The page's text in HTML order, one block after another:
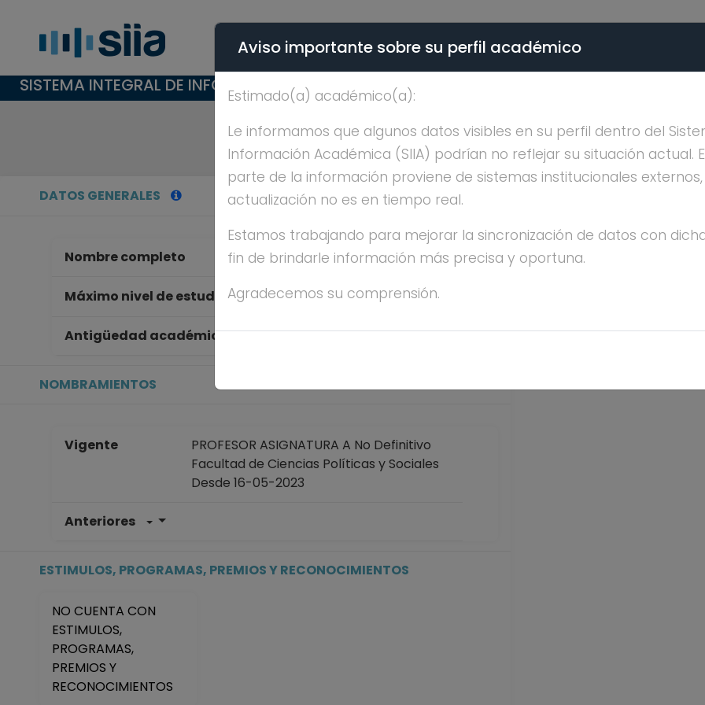
SISTEMA INTEGRAL DE INFORMACIÓN ACADÉMICA - PÚBLICO
SERGIO PADILLA
DATOS GENERALES
Nombre completo SERGIO PADILLA BONILLA
Máximo nivel de estudios DOCTORADO
Antigüedad académica en la UNAM 8 años
NOMBRAMIENTOS
Vigente
PROFESOR ASIGNATURA A No Definitivo
Facultad de Ciencias Políticas y Sociales
Desde 16-05-2023
Anteriores
PROFESOR ASIGNATURA A No Definitivo
ESTIMULOS, PROGRAMAS, PREMIOS Y RECONOCIMIENTOS
NO CUENTA CON
ESTIMULOS,
PROGRAMAS,
PREMIOS Y
RECONOCIMIENTOS
Aviso importante sobre su perfil académico
Estimado(a) académico(a):
Le informamos que algunos datos visibles en su perfil dentro del
Información Académica (SIIA) podrían no reflejar su situación actual.
parte de la información proviene de sistemas institucionales
actualización no es en tiempo real.
Estamos trabajando para mejorar la sincronización de datos con
fin de brindarle información más precisa y oportuna.
Agradecemos su comprensión.